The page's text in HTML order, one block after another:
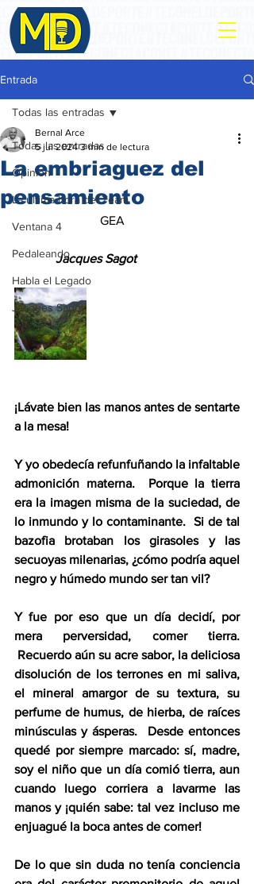
Entrada
Todas las entradas
Opinión
La ultima hora del Team
Ventana 4
Pedaleando
Habla el Legado
Jacques Sagot
Todas las entradas
La embriaguez del
pensamiento
Bernal Arce
5 jul 2024 3 min de lectura
                           GEA
             Jacques Sagot
¡Lávate bien las manos antes de sentarte
a la mesa!
Y yo obedecía refunfuñando la infaltable
admonición materna.  Porque la tierra
era la imagen misma de la suciedad, de
lo inmundo y lo contaminante.  Si de tal
bazofia brotaban los girasoles y las
secuoyas milenarias, ¿cómo podría aquel
negro y húmedo mundo ser tan vil?
Y fue por eso que un día decidí, por
mera perversidad, comer tierra.
Recuerdo aún su acre sabor, la deliciosa
disolución de los terrones en mi saliva,
el mineral amargor de su textura, su
perfume de humus, de hierba, de raíces
minúsculas y ásperas.  Desde entonces
quedé por siempre marcado: sí, madre,
soy el niño que un día comió tierra, aun
cuando luego corriera a lavarme las
manos y ¡quién sabe: tal vez incluso me
enjuagué la boca antes de comer!
De lo que sin duda no tenía conciencia